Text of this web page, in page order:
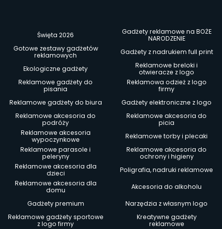
Święta 2026
Gadżety reklamowe na BOŻE
NARODZENIE
Gotowe zestawy gadżetów
reklamowych
Gadżety z nadrukiem full print
Ekologiczne gadżety
Reklamowe breloki i
otwieracze z logo
Reklamowe gadżety do
pisania
Reklamowa odzież z logo
firmy
Reklamowe gadżety do biura
Gadżety elektroniczne z logo
Reklamowe akcesoria do
podróży
Reklamowe akcesoria do
picia
Reklamowe akcesoria
wypoczynkowe
Reklamowe torby i plecaki
Reklamowe parasole i
peleryny
Reklamowe akcesoria do
ochrony i higieny
Reklamowe akcesoria dla
dzieci
Poligrafia, nadruki reklamowe
Reklamowe akcesoria dla
domu
Akcesoria do alkoholu
Gadżety premium
Narzędzia z własnym logo
Reklamowe gadżety sportowe
z logo firmy
Kreatywne gadżety
reklamowe